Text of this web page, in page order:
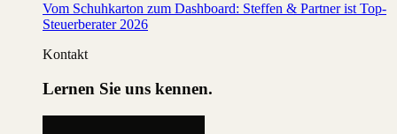
Vom Schuhkarton zum Dashboard: Steffen & Partner ist Top-
Steuerberater 2026
Kontakt
Lernen Sie uns kennen.